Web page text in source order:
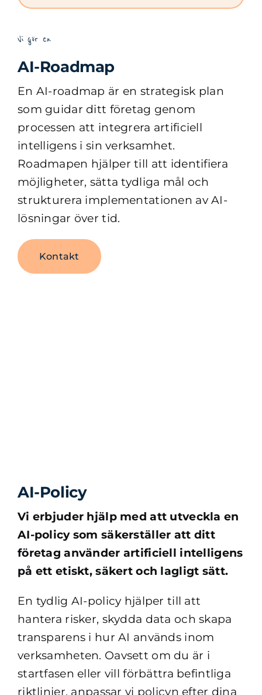
Vi gör en
AI-Roadmap
En AI-roadmap är en strategisk plan
som guidar ditt företag genom
processen att integrera artificiell
intelligens i sin verksamhet.
Roadmapen hjälper till att identifiera
möjligheter, sätta tydliga mål och
strukturera implementationen av AI-
lösningar över tid.
Kontakt
AI-Policy
Vi erbjuder hjälp med att utveckla en
AI-policy som säkerställer att ditt
företag använder artificiell intelligens
på ett etiskt, säkert och lagligt sätt.
En tydlig AI-policy hjälper till att
hantera risker, skydda data och skapa
transparens i hur AI används inom
verksamheten. Oavsett om du är i
startfasen eller vill förbättra befintliga
riktlinjer, anpassar vi policyn efter dina